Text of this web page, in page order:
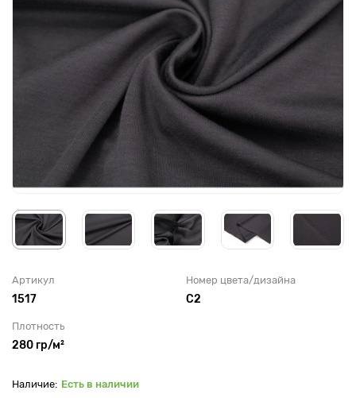
Артикул
1517
Номер цвета/дизайна
С2
Плотность
280 гр/м²
Есть в наличии